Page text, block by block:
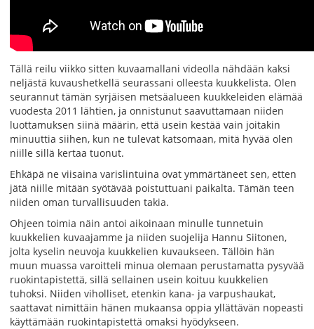
Tällä reilu viikko sitten kuvaamallani videolla nähdään kaksi
neljästä kuvaushetkellä seurassani olleesta kuukkelista. Olen
seurannut tämän syrjäisen metsäalueen kuukkeleiden elämää
vuodesta 2011 lähtien, ja onnistunut saavuttamaan niiden
luottamuksen siinä määrin, että usein kestää vain joitakin
minuuttia siihen, kun ne tulevat katsomaan, mitä hyvää olen
niille sillä kertaa tuonut.
Ehkäpä ne viisaina varislintuina ovat ymmärtäneet sen, etten
jätä niille mitään syötävää poistuttuani paikalta. Tämän teen
niiden oman turvallisuuden takia.
Ohjeen toimia näin antoi aikoinaan minulle tunnetuin
kuukkelien kuvaajamme ja niiden suojelija Hannu Siitonen,
jolta kyselin neuvoja kuukkelien kuvaukseen. Tällöin hän
muun muassa varoitteli minua olemaan perustamatta pysyvää
ruokintapistettä, sillä sellainen usein koituu kuukkelien
tuhoksi. Niiden viholliset, etenkin kana- ja varpushaukat,
saattavat nimittäin hänen mukaansa oppia yllättävän nopeasti
käyttämään ruokintapistettä omaksi hyödykseen.